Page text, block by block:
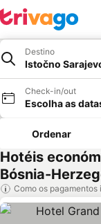
Destino
Istočno
Check-in/out
Escolha as
Ordenar
Hotéis
Bósnia-
Como os